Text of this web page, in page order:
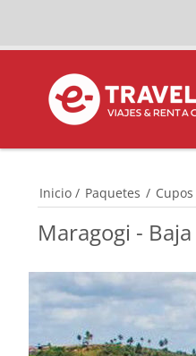
Inicio / Paquetes /
Maragogi -